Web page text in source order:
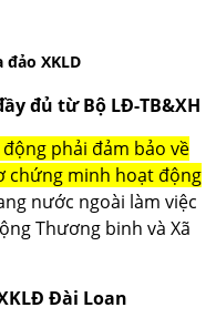
XKLD
đủ từ Bộ LĐ-TB&XH
phải đảm bảo về
chứng minh hoạt động
nước ngoài làm việc
Thương binh và Xã
Đài Loan